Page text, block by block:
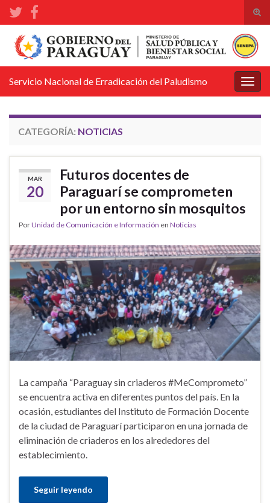
el
de
Search for:
la
Servicio Nacional de Erradicación del Paludismo
CATEGORÍA: NOTICIAS
MAR
20
Futuros docentes de
Paraguarí se comprometen
por un entorno sin mosquitos
PorUnidad de Comunicación e Información en Noticias
La campaña “Paraguay sin criaderos #MeComprometo”
se encuentra activa en diferentes puntos del país. En la
ocasión, estudiantes del Instituto de Formación Docente
de la ciudad de Paraguarí participaron en una jornada de
eliminación de criaderos en los alrededores del
establecimiento.
Seguir leyendo